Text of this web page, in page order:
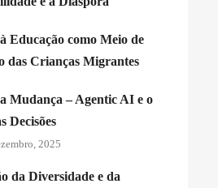
Educação como Meio de
das Crianças Migrantes
Mudança – Agentic AI e o
Decisões
2025
da Diversidade e da